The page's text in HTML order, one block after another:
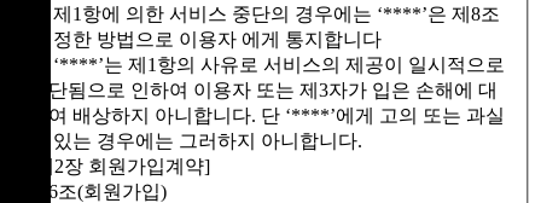
② 제1항에 의한 서비스 중단의 경우에는 ‘****’은 제8조
에 정한 방법으로 이용자 에게 통지합니다
③ ‘****’는 제1항의 사유로 서비스의 제공이 일시적으로
중단됨으로 인하여 이용자 또는 제3자가 입은 손해에 대
하여 배상하지 아니합니다. 단 ‘****’에게 고의 또는 과실
이 있는 경우에는 그러하지 아니합니다.
[제2장 회원가입계약]
제6조(회원가입)